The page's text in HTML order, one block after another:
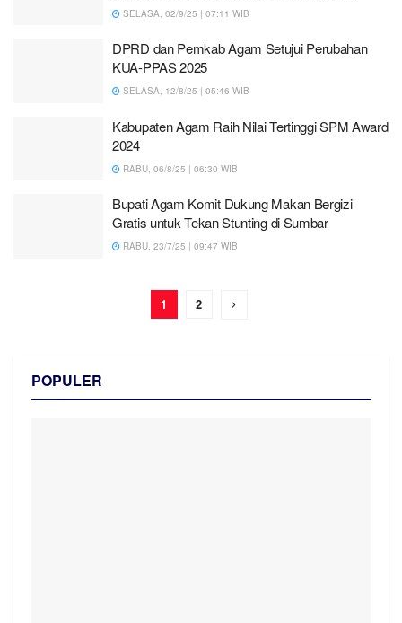
SELASA, 02/9/25 | 07:11 WIB
DPRD dan Pemkab Agam Setujui Perubahan
KUA-PPAS 2025
SELASA, 12/8/25 | 05:46 WIB
Kabupaten Agam Raih Nilai Tertinggi SPM Award
2024
RABU, 06/8/25 | 06:30 WIB
Bupati Agam Komit Dukung Makan Bergizi
Gratis untuk Tekan Stunting di Sumbar
RABU, 23/7/25 | 09:47 WIB
1 2
POPULER